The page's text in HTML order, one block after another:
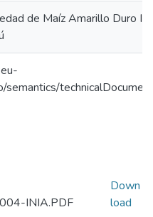
de Maíz Amarillo Duro
semantics/
INIA.PDF
Down
load